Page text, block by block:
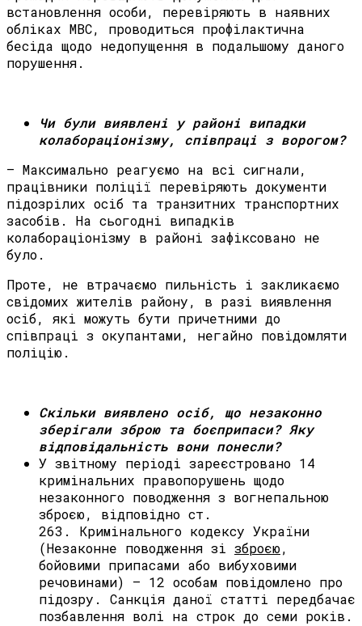
встановлення особи, перевіряють в наявних
обліках МВС, проводиться профілактична
бесіда щодо недопущення в подальшому даного
порушення.
Чи були виявлені
у районі випадки
колабораціонізму, співпраці з ворогом?
– Максимально реагуємо на всі сигнали,
працівники поліції перевіряють документи
підозрілих осіб та транзитних транспортних
засобів. На сьогодні випадків
колабораціонізму в районі зафіксовано не
було.
Проте, не втрачаємо пильність і закликаємо
свідомих жителів району, в разі виявлення
осіб, які можуть бути причетними до
співпраці з окупантами, негайно повідомляти
поліцію.
Скільки виявлено осіб, що незаконно
зберігали зброю та боєприпаси? Яку
відповідальність вони понесли?
У звітному періоді зареєстровано 14
кримінальних правопорушень щодо
незаконного поводження з вогнепальною
зброєю, відповідно ст.
263. Кримінального кодексу України
(Незаконне поводження зі зброєю,
бойовими припасами або вибуховими
речовинами) – 12 особам повідомлено про
підозру. Санкція даної статті передбачає
позбавлення волі на строк до семи років.